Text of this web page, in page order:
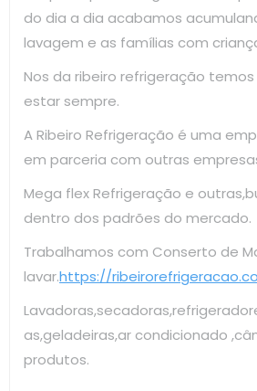
do dia a dia acabamos
lavagem e as famílias com
Nos da ribeiro refrigeração
estar sempre.
A Ribeiro Refrigeração é uma
em parceria com outras
Mega flex Refrigeração e
dentro dos padrões do mercado.
Trabalhamos com Conserto de
lavar.https://
as,geladeiras,ar condicionado
produtos.